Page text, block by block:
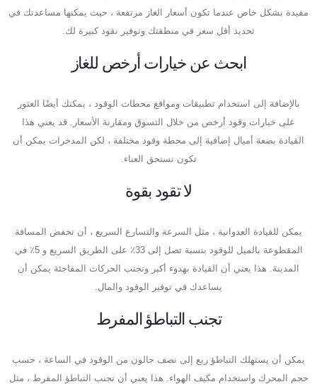
مفيدة بشكل خاص عندما تكون أسعار الغاز مرتفعة ، حيث يمكنها مساعدتك في
تحديد أقل سعر في منطقتك وتوفير نقود كبيرة لك.
ابحث عن خيارات أرخص للغاز
بالإضافة إلى استخدام تطبيقات ومواقع محطات الوقود ، يمكنك أيضًا العثور
على خيارات وقود أرخص من خلال التسوق ومقارنة الأسعار. قد يعني هذا
القيادة بضعة أميال إضافية إلى محطة وقود مختلفة ، لكن المدخرات يمكن أن
تكون تستحق العناء.
لا تقود بقوة
يمكن للقيادة العدوانية ، مثل السرعة والتسارع السريع ، أن تخفض المسافة
المقطوعة بالميل للوقود بنسبة تصل إلى 33٪ على الطريق السريع و 5٪ في
المدينة. هذا يعني أن القيادة بهدوء أكبر وتجنب الحركات المفاجئة يمكن أن
يساعدك في توفير الوقود والمال.
تجنب التباطؤ المفرط
يمكن أن يستهلك التباطؤ ربع إلى نصف جالون من الوقود في الساعة ، حسب
حجم المحرك واستخدام مكيف الهواء. هذا يعني أن تجنب التباطؤ المفرط ، مثل